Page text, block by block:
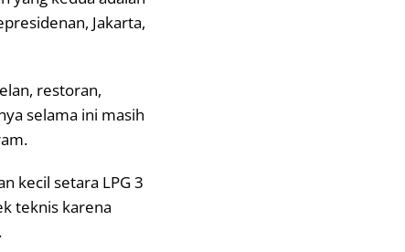
Jakarta,
restoran,
selama ini masih
kecil setara LPG 3
teknis karena